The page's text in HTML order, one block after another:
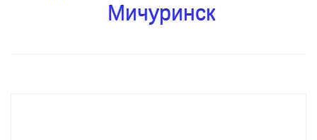
Мичуринск